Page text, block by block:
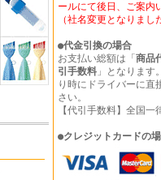
ールにて後日、ご案内
（社名変更となりまし
●代金引換の場合
お支払い総額は「 商品
引手数料 」となります
り時にドライバーに直
さい。
【代引手数料】全国一
●クレジットカードの